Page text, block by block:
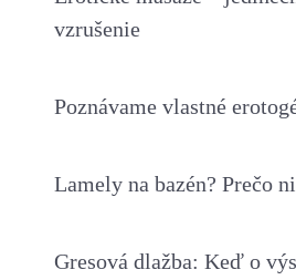
vzrušenie
Poznávame vlastné
Lamely na bazén? Prečo
Gresová dlažba: Keď o